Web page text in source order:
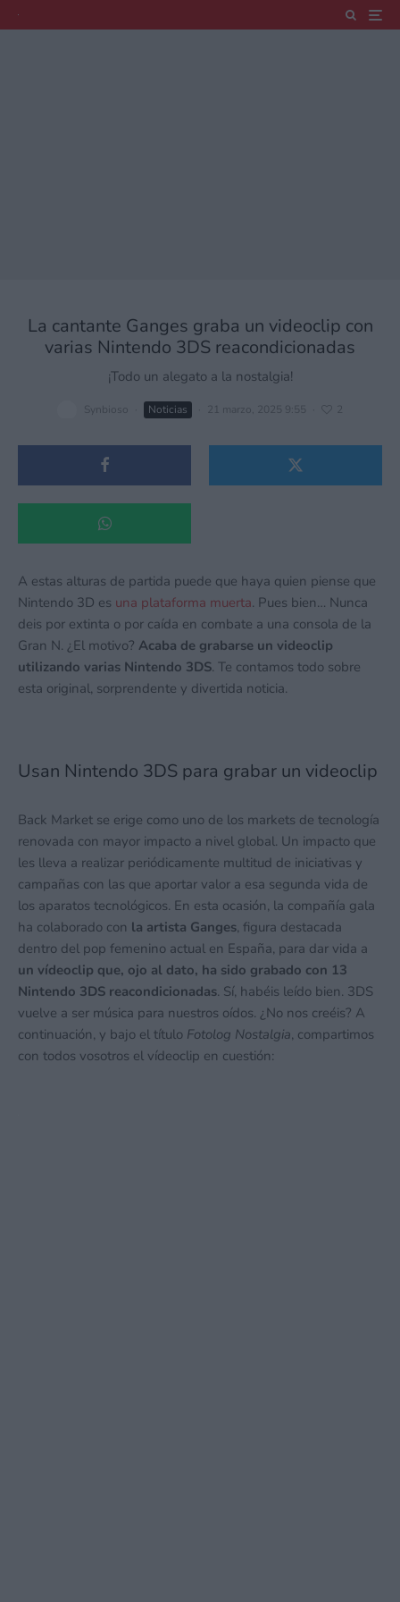
La cantante Ganges graba un videoclip con
varias Nintendo 3DS reacondicionadas
¡Todo un alegato a la nostalgia!
Synbioso Noticias 21 marzo, 2025 9:55 2
A estas alturas de partida puede que haya quien piense que
Nintendo 3D es una plataforma muerta. Pues bien… Nunca
deis por extinta o por caída en combate a una consola de la
Gran N. ¿El motivo? Acaba de grabarse un videoclip
utilizando varias Nintendo 3DS. Te contamos todo sobre
esta original, sorprendente y divertida noticia.
Usan Nintendo 3DS para grabar un videoclip
Back Market se erige como uno de los markets de tecnología
renovada con mayor impacto a nivel global. Un impacto que
les lleva a realizar periódicamente multitud de iniciativas y
campañas con las que aportar valor a esa segunda vida de
los aparatos tecnológicos. En esta ocasión, la compañía gala
ha colaborado con la artista Ganges, figura destacada
dentro del pop femenino actual en España, para dar vida a
un vídeoclip que, ojo al dato, ha sido grabado con 13
Nintendo 3DS reacondicionadas. Sí, habéis leído bien. 3DS
vuelve a ser música para nuestros oídos. ¿No nos creéis? A
continuación, y bajo el título Fotolog Nostalgia, compartimos
con todos vosotros el vídeoclip en cuestión: